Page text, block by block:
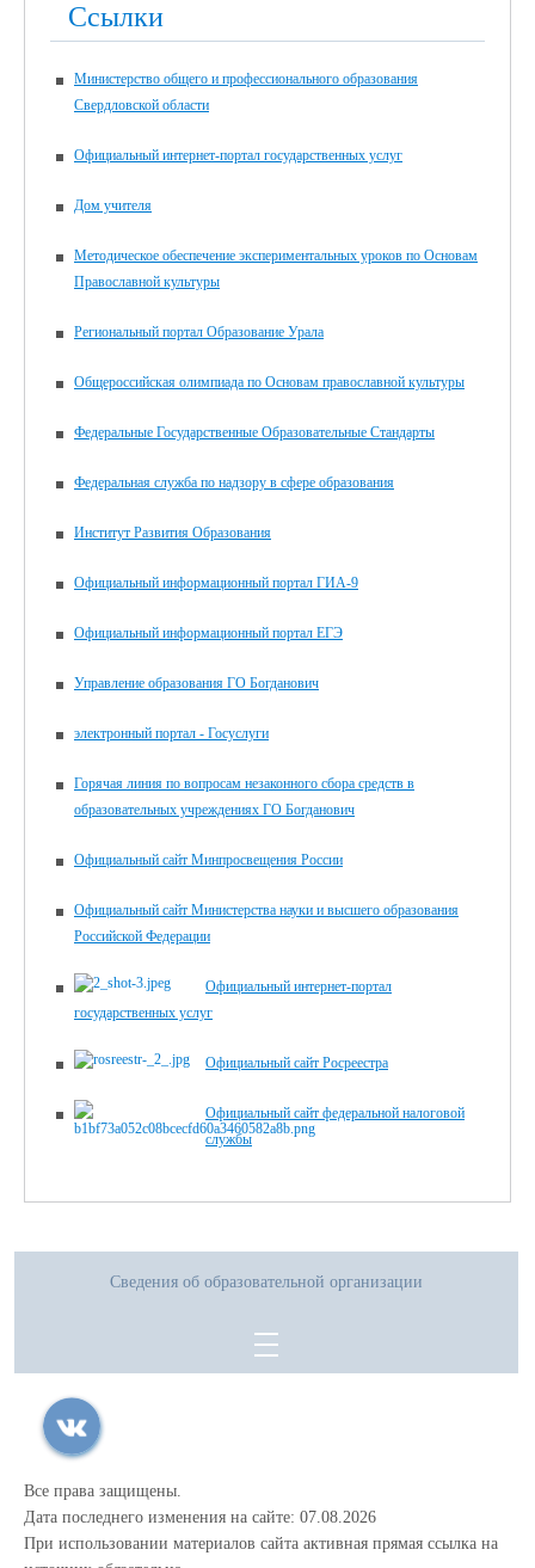
Ссылки
Министерство общего и профессионального образования
Свердловской области
Официальный интернет-портал государственных услуг
Дом учителя
Методическое обеспечение экспериментальных уроков по Основам
Православной культуры
Региональный портал Образование Урала
Общероссийская олимпиада по Основам православной культуры
Федеральные Государственные Образовательные Стандарты
Федеральная служба по надзору в сфере образования
Институт Развития Образования
Официальный информационный портал ГИА-9
Официальный информационный портал ЕГЭ
Управление образования ГО Богданович
электронный портал - Госуслуги
Горячая линия по вопросам незаконного сбора средств в
образовательных учреждениях ГО Богданович
Официальный сайт Минпросвещения России
Официальный сайт Министерства науки и высшего образования
Российской Федерации
Официальный интернет-портал
государственных услуг
Официальный сайт Росреестра
Официальный сайт федеральной налоговой
службы
Сведения об образовательной организации
Все права защищены.
Дата последнего изменения на сайте: 07.08.2026
При использовании материалов сайта активная прямая ссылка на